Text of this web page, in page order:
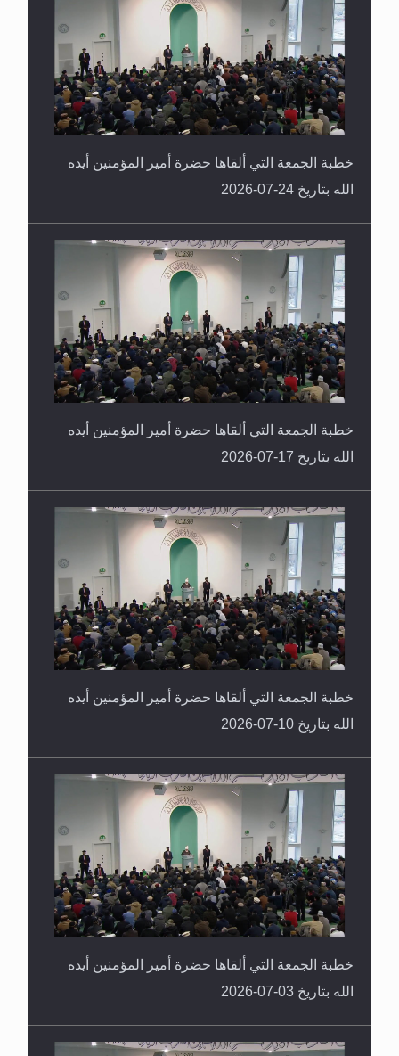
خطبة الجمعة التي ألقاها حضرة أمير المؤمنين أيده
الله بتاريخ 24-07-2026
خطبة الجمعة التي ألقاها حضرة أمير المؤمنين أيده
الله بتاريخ 17-07-2026
خطبة الجمعة التي ألقاها حضرة أمير المؤمنين أيده
الله بتاريخ 10-07-2026
خطبة الجمعة التي ألقاها حضرة أمير المؤمنين أيده
الله بتاريخ 03-07-2026